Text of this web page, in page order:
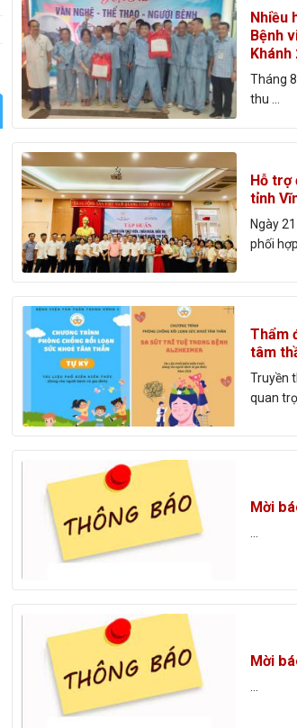
Nhiều
Bệnh
Khánh
Tháng
thu ...
Hỗ trợ
tỉnh
Ngày
phối hợp
Thẩm
tâm
Truyền
quan
Mời
Mời